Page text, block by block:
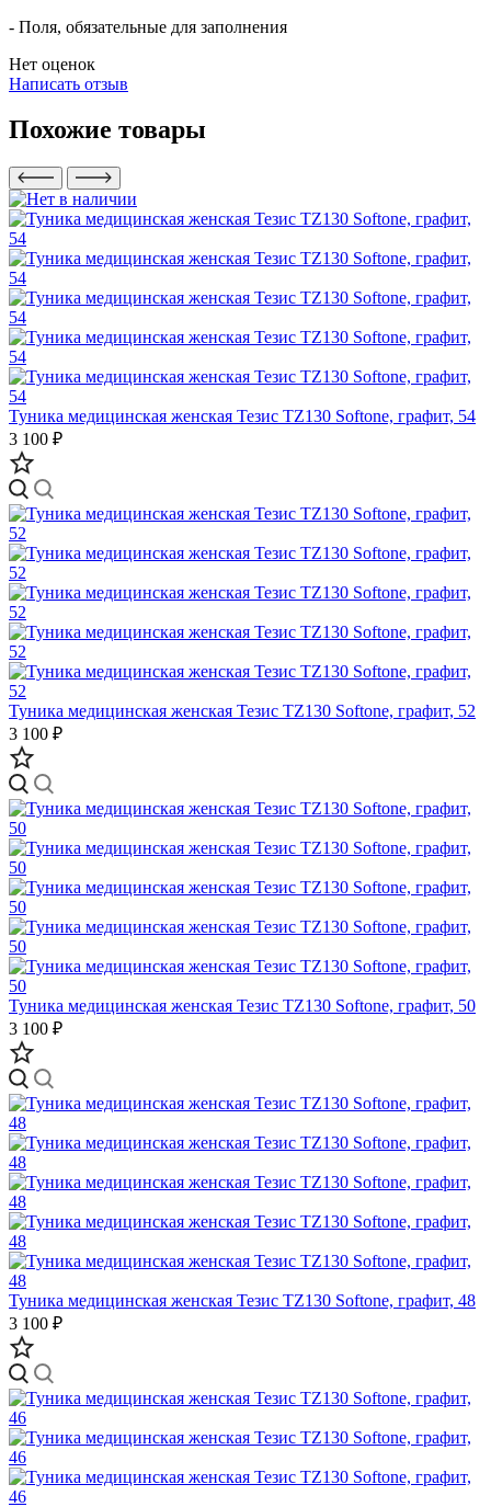
- Поля, обязательные для заполнения
Нет оценок
Написать отзыв
Похожие товары
Туника медицинская женская Тезис TZ130 Softone, графит, 54
3 100 ₽
Туника медицинская женская Тезис TZ130 Softone, графит, 52
3 100 ₽
Туника медицинская женская Тезис TZ130 Softone, графит, 50
3 100 ₽
Туника медицинская женская Тезис TZ130 Softone, графит, 48
3 100 ₽